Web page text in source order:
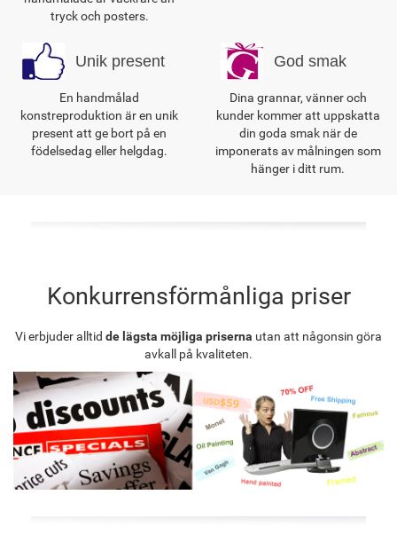
tryck och posters.
Unik present
En handmålad
konstreproduktion är en unik
present att ge bort på en
födelsedag eller helgdag.
God smak
Dina grannar, vänner och
kunder kommer att uppskatta
din goda smak när de
imponerats av målningen som
hänger i ditt rum.
Konkurrensförmånliga priser
Vi erbjuder alltid de lägsta möjliga priserna utan att någonsin göra
avkall på kvaliteten.